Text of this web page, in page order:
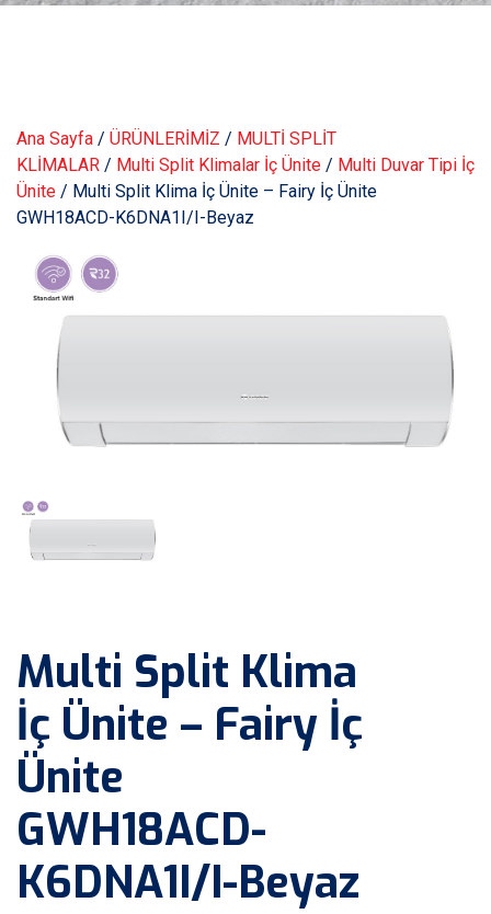
Ana Sayfa / ÜRÜNLERİMİZ / MULTİ SPLİT
KLİMALAR / Multi Split Klimalar İç Ünite / Multi Duvar Tipi İç
Ünite / Multi Split Klima İç Ünite – Fairy İç Ünite
GWH18ACD-K6DNA1I/I-Beyaz
Multi Split Klima
İç Ünite – Fairy İç
Ünite
GWH18ACD-
K6DNA1I/I-Beyaz